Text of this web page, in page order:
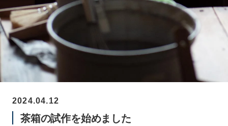
2024.04.12
茶箱の試作を始めました